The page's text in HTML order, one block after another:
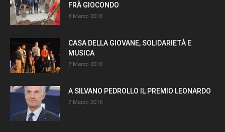
FRÀ GIOCONDO
8 Marzo 2016
CASA DELLA GIOVANE, SOLIDARIETÀ E
MUSICA
7 Marzo 2016
A SILVANO PEDROLLO IL PREMIO LEONARDO
7 Marzo 2016